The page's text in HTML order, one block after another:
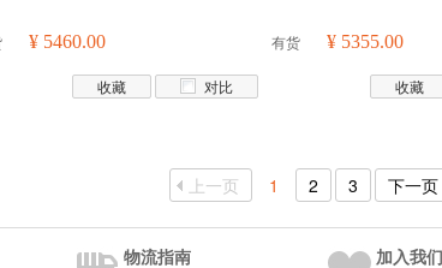
¥ 5460.00 有货
收藏 对比
¥ 5355.00
收藏
上一页 1 2 3 下一页
物流指南 加入我们